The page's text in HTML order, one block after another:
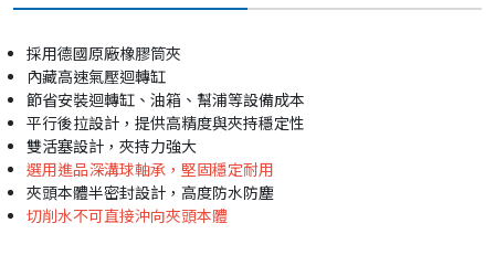
採用德國原廠橡膠筒夾
內藏高速氣壓迴轉缸
節省安裝迴轉缸、油箱、幫浦等設備成本
平行後拉設計，提供高精度與夾持穩定性
雙活塞設計，夾持力強大
選用進品深溝球軸承，堅固穩定耐用
夾頭本體半密封設計，高度防水防塵
切削水不可直接沖向夾頭本體